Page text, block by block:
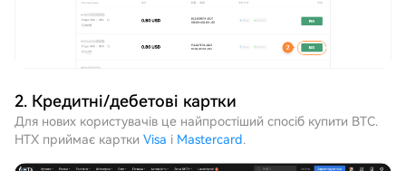
2. Кредитні/дебетові картки
Для нових користувачів це найпростіший спосіб купити BTC.
HTX приймає картки Visa і Mastercard.